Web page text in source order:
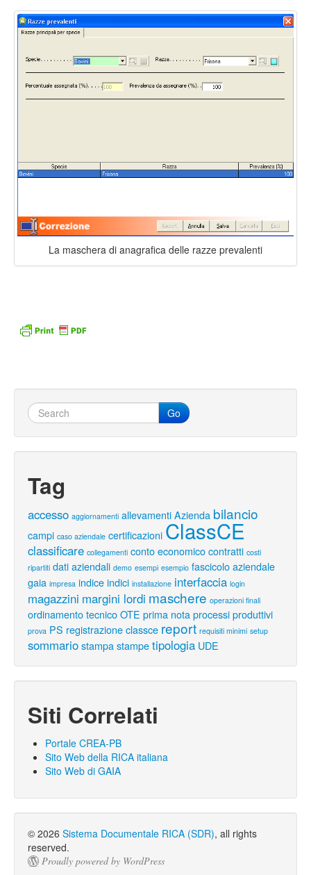
La maschera di anagrafica delle razze prevalenti
Go
Tag
accesso aggiornamenti allevamentiAzienda bilancio
campi caso aziendale certificazioni ClassCE
classificare collegamenti conto economicocontratti costi
ripartiti dati aziendali demo esempi esempio fascicolo aziendale
gaia impresa indiceindici installazione interfaccia login
magazzini margini lordi maschere operazioni finali
ordinamento tecnicoOTE prima notaprocessi produttivi
prova PS registrazione classce report requisiti minimi setup
sommariostampastampetipologia UDE
Siti Correlati
Portale CREA-PB
Sito Web della RICA italiana
Sito Web di GAIA
© 2026 Sistema Documentale RICA (SDR), all rights
reserved.
Proudly powered by WordPress